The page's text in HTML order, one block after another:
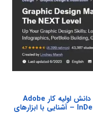
دانش اولیه کار Adobe
Photoshop، Illustrator و InDesign – آشنایی با ابزارهای